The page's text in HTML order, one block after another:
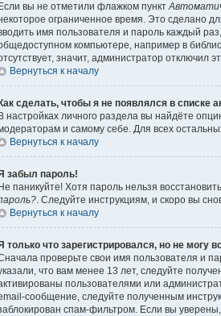
Если вы не отметили флажком пункт
ограниченное время. Это сделано
имя пользователя и пароль каждый
компьютере, например в
значит, администратор отключил
Вернуться к началу
Как сделать, чтобы я не появлялся в списке
В настройках личного раздела вы найдёте
и самому себе. Для всех
Вернуться к началу
забыл пароль!
Не паникуйте! Хотя пароль нельзя
. Следуйте инструкциям, и скоро вы
Вернуться к началу
только что зарегистрировался, но не могу
проверьте свои имя пользователя и
что вам менее 13 лет, следуйте
пользователями или
сообщение, следуйте полученным
спам-фильтром. Если вы